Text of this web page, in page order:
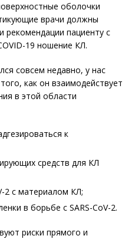
оболочки
врачи должны
рекомендации пациенту с
19 ношение КЛ.
совсем недавно, у нас
как он взаимодействует
в этой области
к
средств для КЛ
2 с мате­риа­лом КЛ;
в борьбе с SARS-CoV-2.
риски прямого и